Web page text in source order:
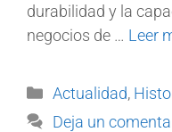
durabilidad y la
negocios de … Leer
Actualidad,
Deja un